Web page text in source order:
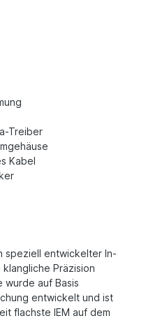
Treiber
Kabel
speziell entwickelter In-
Präzision
wurde auf Basis
entwickelt und ist
flachste IEM auf dem